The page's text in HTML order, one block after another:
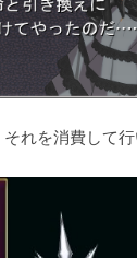
れを消費して